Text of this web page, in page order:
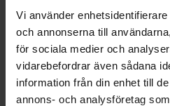
Vi använder
och annonserna till
för sociala medier och
vidarebefordrar även sådana
information från din enhet till
annons- och analysföretag